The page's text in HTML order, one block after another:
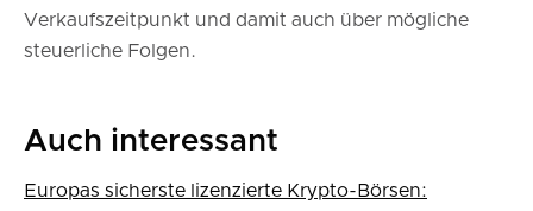
Verkaufszeitpunkt und damit auch über mögliche
steuerliche Folgen.
Auch interessant
Europas sicherste lizenzierte Krypto-Börsen: